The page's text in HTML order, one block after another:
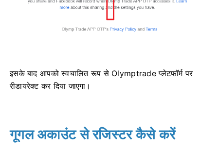
इसके बाद आपको स्वचालित रूप से Olymptrade प्लेटफॉर्म पर
रीडायरेक्ट कर दिया जाएगा।
गूगल अकाउंट से रजिस्टर कैसे करें